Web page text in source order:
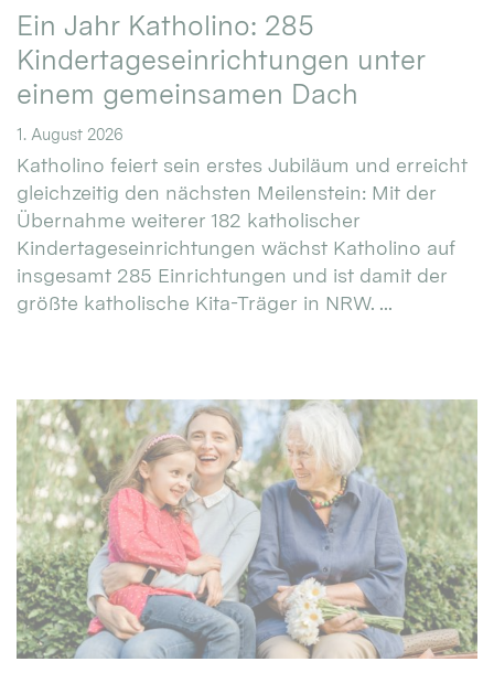
Ein Jahr Katholino: 285
Kindertageseinrichtungen unter
einem gemeinsamen Dach
1. August 2026
Katholino feiert sein erstes Jubiläum und erreicht
gleichzeitig den nächsten Meilenstein: Mit der
Übernahme weiterer 182 katholischer
Kindertageseinrichtungen wächst Katholino auf
insgesamt 285 Einrichtungen und ist damit der
größte katholische Kita-Träger in NRW. ...